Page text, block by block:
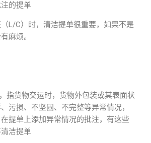
的提单
L/C）时，清洁提单很重要，如果不是
麻烦。
指货物交运时，货物外包装或其表面状
污损、不坚固、不完整等异常情况，
提单上添加异常情况的批注，有这些
洁提单